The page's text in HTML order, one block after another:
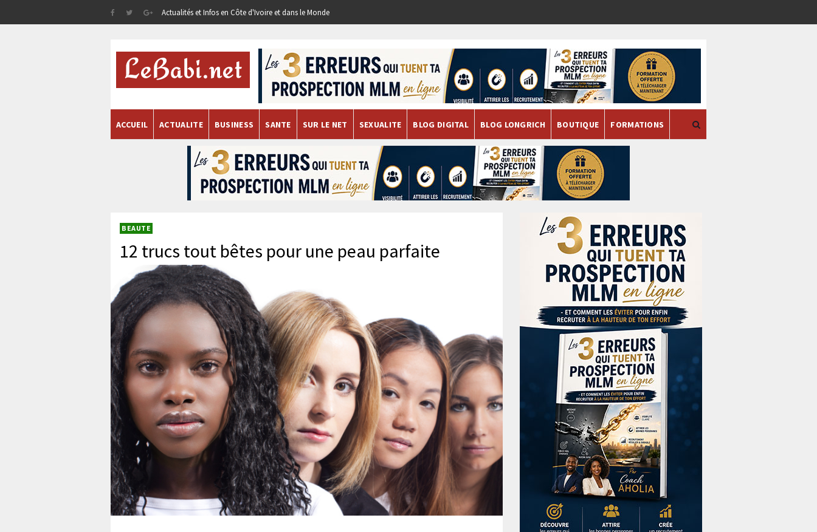
Actualités et Infos en Côte d'Ivoire et dans le Monde
ACCUEIL ACTUALITE BUSINESS SANTE SUR LE NET SEXUALITE BLOG DIGITAL BLOG LONGRICH BOUTIQUE FORMATIONS
BEAUTE
12 trucs tout bêtes pour une peau parfaite